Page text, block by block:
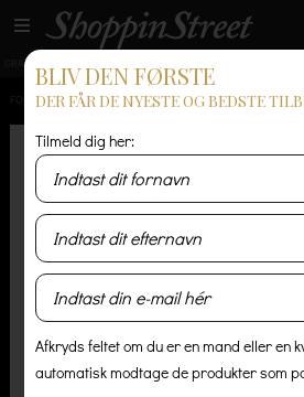
GRATIS LEVERING
FORSIDE / HERRE / SKJORTER / VELOUR RAINBOW
BLIV DEN FØRSTE
DER FÅR DE NYESTE OG BEDSTE
Tilmeld dig her:
Afkryds feltet om du er en mand eller en
automatisk modtage de produkter som